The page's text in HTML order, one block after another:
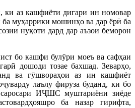
ки аз кашфиёти дигари ин номовар
ба муҳаррики мошинҳо ва дар ёрӣ ба
нуқоти дард дар аъзои беморон
бо кашфи булӯри моеъ ва сафҳаи
дошоди тозае бахшад. Зеварҳо,
ва гӯшвораҳои аз ин кашфиёт
лаълу фирӯза буданд, ки бо
ИҶШС муштариёни зиёде
ба назар гирифта,